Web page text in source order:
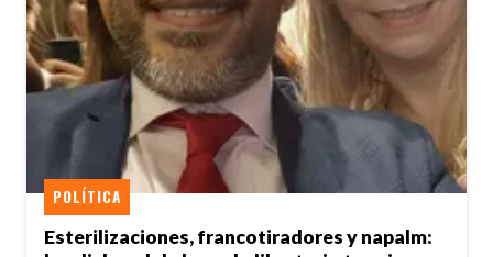
Esterilizaciones, francotiradores y napalm:
POLÍTICA